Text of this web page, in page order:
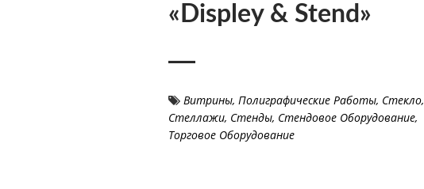
«Displey & Stend»
Витрины, Полиграфические Работы, Стекло,
Стеллажи, Стенды, Стендовое Оборудование,
Торговое Оборудование